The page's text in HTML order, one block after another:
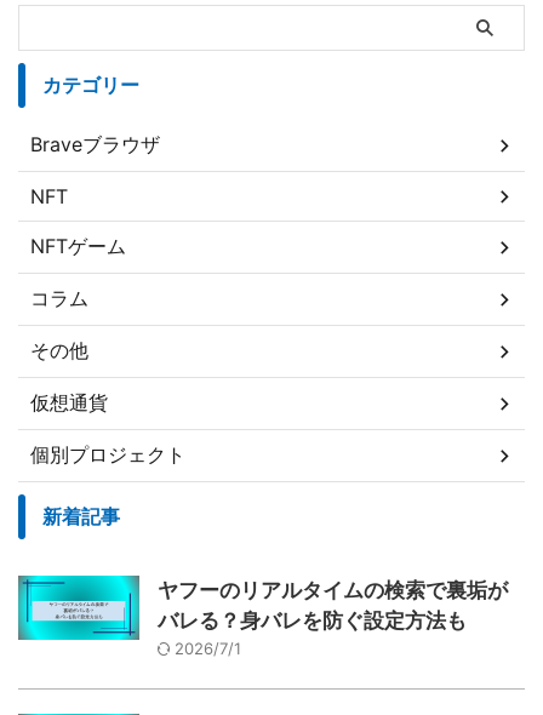
カテゴリー
Braveブラウザ
NFT
NFTゲーム
コラム
その他
仮想通貨
個別プロジェクト
新着記事
ヤフーのリアルタイムの検索で裏垢が
バレる？身バレを防ぐ設定方法も
2026/7/1